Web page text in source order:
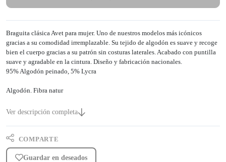
Braguita clásica Avet para mujer. Uno de nuestros modelos más icónicos
gracias a su comodidad irremplazable. Su tejido de algodón es suave y recoge
bien el cuerpo gracias a su patrón sin costuras laterales. Acabado con puntilla
suave y agradable en la cintura. Diseño y fabricación nacionales.
95% Algodón peinado, 5% Lycra
Algodón. Fibra natur
Ver descripción completa
COMPARTE
Guardar en deseados